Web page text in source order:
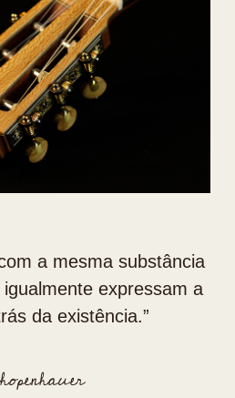
a mesma substância
expressam a
da existência.”